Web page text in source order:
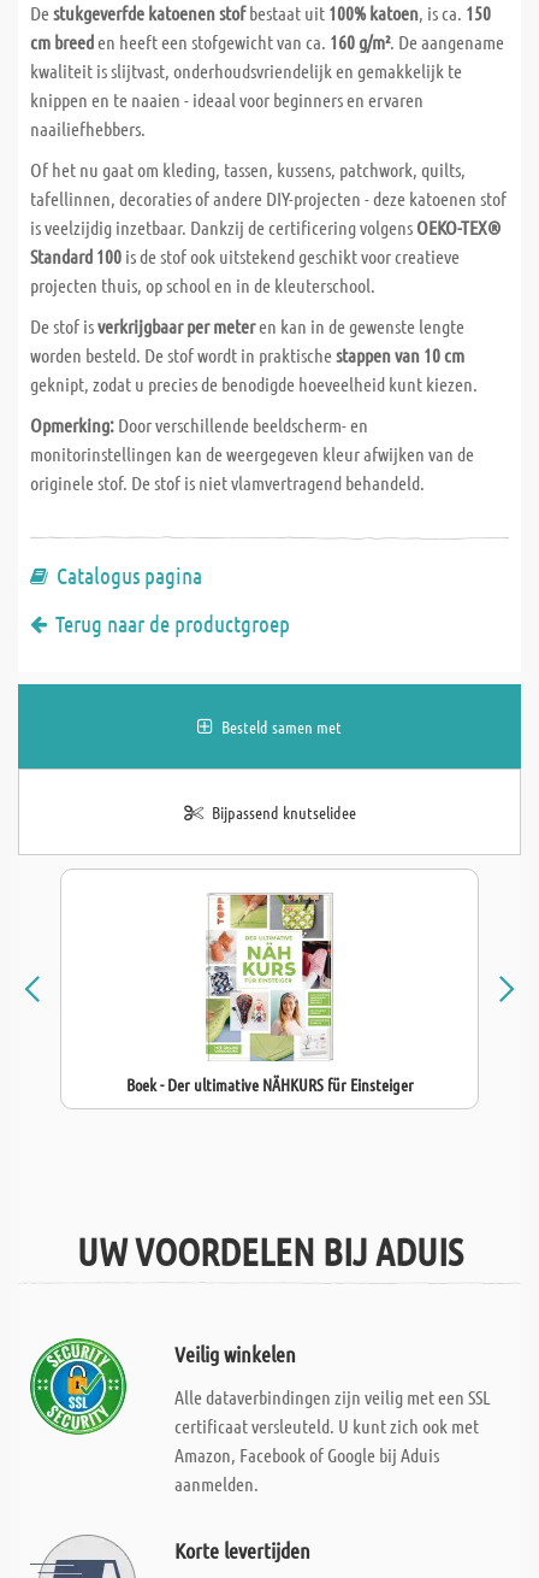
Destukgeverfde katoenen stofbestaat uit 100% katoen, is ca. 150
cm breeden heeft een stofgewicht van ca. 160 g/m². De aangename
kwaliteit is slijtvast, onderhoudsvriendelijk en gemakkelijk te
knippen en te naaien - ideaal voor beginners en ervaren
naailiefhebbers.
Of het nu gaat om kleding, tassen, kussens, patchwork, quilts,
tafellinnen, decoraties of andere DIY-projecten - deze katoenen stof
is veelzijdig inzetbaar. Dankzij de certificering volgens OEKO-TEX®
Standard 100 is de stof ook uitstekend geschikt voor creatieve
projecten thuis, op school en in de kleuterschool.
De stof isverkrijgbaar per meteren kan in de gewenste lengte
worden besteld. De stof wordt in praktischestappen van 10 cm
geknipt, zodat u precies de benodigde hoeveelheid kunt kiezen.
Opmerking: Door verschillende beeldscherm- en
monitorinstellingen kan de weergegeven kleur afwijken van de
originele stof. De stof is niet vlamvertragend behandeld.
Catalogus pagina
Terug naar de productgroep
Besteld samen met
Bijpassend knutselidee
Boek - Der ultimative NÄHKURS für Einsteiger
UW VOORDELEN BIJ ADUIS
Veilig winkelen
Alle dataverbindingen zijn veilig met een SSL
certificaat versleuteld. U kunt zich ook met
Amazon, Facebook of Google bij Aduis
aanmelden.
Korte levertijden